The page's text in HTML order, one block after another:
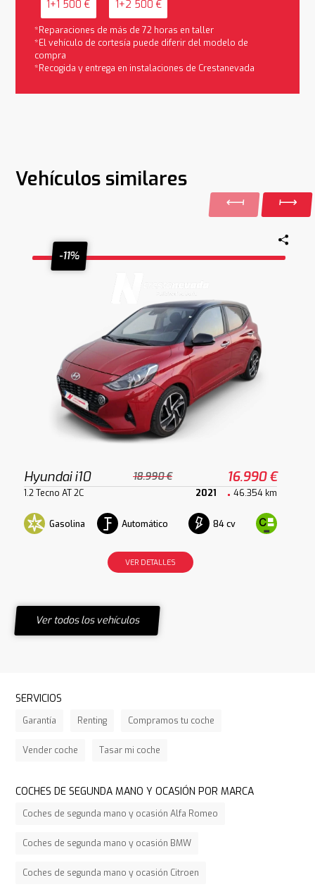
1+1 500 € 1+2 500 €
*Reparaciones de más de 72 horas en taller
*El vehículo de cortesía puede diferir del modelo de
compra
*Recogida y entrega en instalaciones de Crestanevada
Vehículos similares
-11%
Hyundai i10 18.990 € 16.990 €
1.2 Tecno AT 2C 2021 46.354 km
Gasolina Automático 84 cv
VER DETALLES
Ver todos los vehículos
SERVICIOS
Garantía Renting Compramos tu coche
Vender coche Tasar mi coche
COCHES DE SEGUNDA MANO Y OCASIÓN POR MARCA
Coches de segunda mano y ocasión Alfa Romeo
Coches de segunda mano y ocasión BMW
Coches de segunda mano y ocasión Citroen